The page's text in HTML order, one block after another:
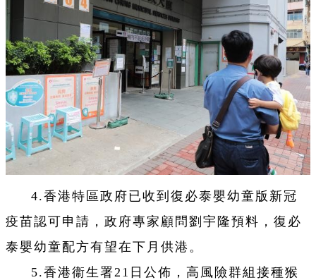
4.香港特區政府已收到復必泰嬰幼童版新冠
疫苗認可申請，政府專家顧問劉宇隆預料，復必
泰嬰幼童配方有望在下月供港。
5.香港衞生署21日公佈，高風險群組接種猴